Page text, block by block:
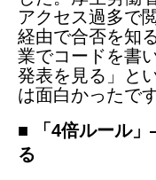
アクセス過多で
経由で合否を知
業でコードを書
発表を見る」と
は面白かったです
■ 「4倍ルール
る